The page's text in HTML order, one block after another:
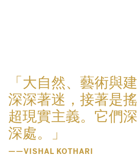
「大自然、藝術與
深深著迷，接著是
超現實主義。它們
深處。」
——VISHAL KOTHARI